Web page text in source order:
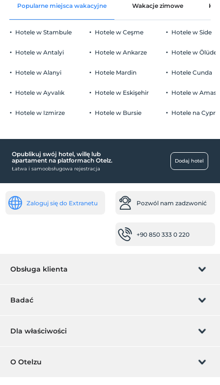
Wymeldować się
Przed 10:00
Zwierzęta
Niemowlęta do wieku do 2 są bezpłatne.
Popularne miejsca wakacyjne Wakacje zimowe
Hotele w Stambule
Hotele w Antalyi
Hotele w Alanyi
Hotele w Ayvalık
Hotele w Izmirze
Hotele w Ceşme
Hotele w Ankarze
Hotele Mardin
Hotele w Eskişehir
Hotele w Bursie
Hotele w Side
Hotele w
Hotele Cunda
Hotele w
Hotele na
Opublikuj swój hotel, willę lub
apartament na platformach Otelz.
Łatwa i samoobsługowa rejestracja
Dodaj hotel
Zaloguj się do Extranetu Pozwól nam zadzwonić
+90 850 333 0 220
Obsługa klienta
Zarządzanie rezerwacją
Badać
Karta podarunkowa
Dla właściwości
Dodaj swój hotel
O Otelzu